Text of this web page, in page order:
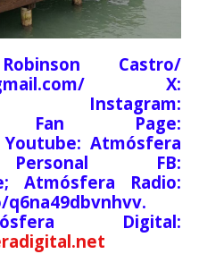
Castro/
X:
Instagram:
Fan Page:
Atmósfera
FB:
Atmósfera Radio:
Digital: